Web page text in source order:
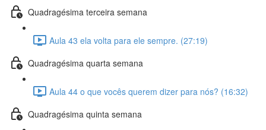
Quadragésima terceira semana
Aula 43 ela volta para ele sempre. (27:19)
Quadragésima quarta semana
Aula 44 o que vocês querem dizer para nós? (16:32)
Quadragésima quinta semana